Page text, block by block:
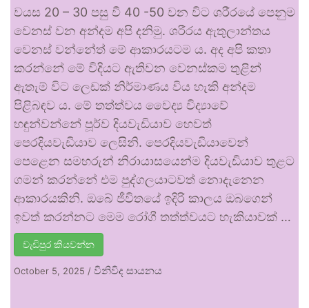
වයස 20 – 30 පසු වී 40 -50 වන විට ශරීරයේ පෙනුම
වෙනස් වන අන්දම අපි දනිමු. ශරීරය ඇතුලාන්තය
වෙනස් වන්නේත් මේ ආකාරයටම ය. අද අපි කතා
කරන්නේ මේ විදියට ඇතිවන වෙනස්කම තුළින්
ඇතැම් විට ලෙඩක් නිර්මාණය විය හැකි අන්දම
පිළිබඳව ය. මේ තත්ත්වය වෛද්‍ය විද්‍යාවේ
හඳුන්වන්නේ පූර්ව දියවැඩියාව හෙවත්
පෙරදියවැඩියාව ලෙසිනි. පෙරදියවැඩියාවෙන්
පෙළෙන සමහරුන් නිරායාසයෙන්ම දියවැඩියාව තුළට
ගමන් කරන්නේ එම පුද්ගලයාටවත් නොදැනෙන
ආකාරයකිනි. ඔබේ ජීවිතයේ ඉදිරි කාලය ඔබගෙන්
ඉවත් කරන්නට මෙම රෝගී තත්ත්වයට හැකියාවක් …
වැඩිපුර කියවන්න
October 5, 2025 / විනිවිද සායනය